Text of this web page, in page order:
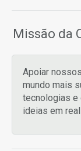
Missão da
Apoiar
mundo mais
tecnologias e
ideias em